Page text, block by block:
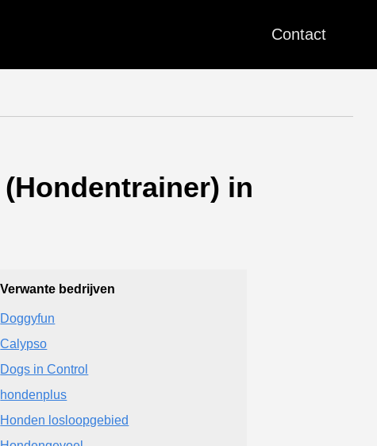
Contact
in
Verwante bedrijven
Doggyfun
Calypso
Dogs in Control
hondenplus
Honden losloopgebied